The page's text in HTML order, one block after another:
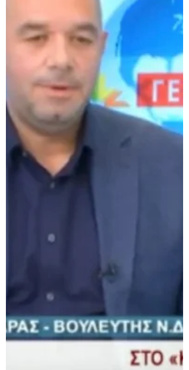
Ελλάδας με την Μαρία
Τσατζαλή Ι 04.08.2022